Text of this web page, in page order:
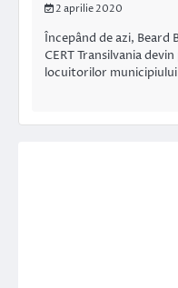
2 aprilie 2020
Începând de azi, Beard
CERT Transilvania
locuitorilor